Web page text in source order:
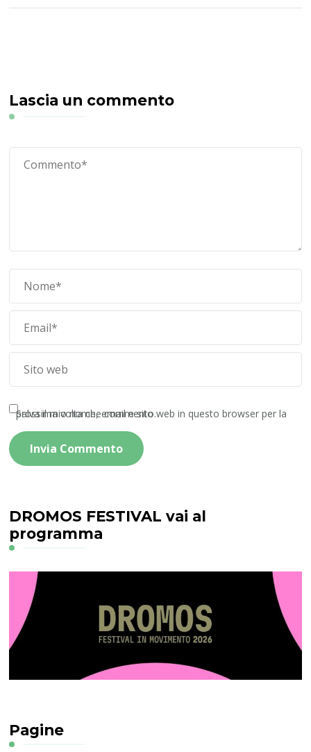
Lascia un commento
Salva il mio nome, email e sito web in questo browser per la prossima volta che commento.
DROMOS FESTIVAL vai al
programma
Pagine